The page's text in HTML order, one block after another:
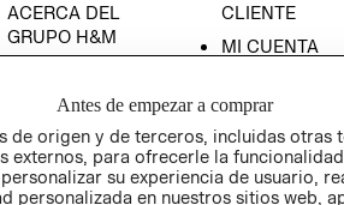
ACERCA DEL
GRUPO H&M
SOCIAL
PRENSA
RELACIÓN CON
INVERSIONISTAS
CLIENTE
MI CUENTA
TIENDAS
- RETIRO EN
TIENDA
Antes de empezar a comprar
de origen y de terceros, incluidas otras
externos, para ofrecerle la
su experiencia de usuario,
personalizada en nuestros sitios web,